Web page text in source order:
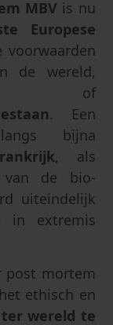
MBV is nu
Europese
de wereld,
. Een
bijna
, als
van de bio-
uiteindelijk
in extremis
post mortem
ethisch en
wereld te